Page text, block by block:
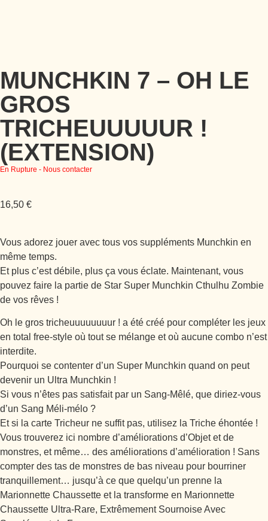
MUNCHKIN 7 – OH LE
GROS
TRICHEUUUUUR !
(EXTENSION)
En Rupture - Nous contacter
16,50 €
Vous adorez jouer avec tous vos suppléments Munchkin en
même temps.
Et plus c’est débile, plus ça vous éclate. Maintenant, vous
pouvez faire la partie de Star Super Munchkin Cthulhu Zombie
de vos rêves !
Oh le gros tricheuuuuuuuur ! a été créé pour compléter les jeux
en total free-style où tout se mélange et où aucune combo n’est
interdite.
Pourquoi se contenter d’un Super Munchkin quand on peut
devenir un Ultra Munchkin !
Si vous n’êtes pas satisfait par un Sang-Mêlé, que diriez-vous
d’un Sang Méli-mélo ?
Et si la carte Tricheur ne suffit pas, utilisez la Triche éhontée !
Vous trouverez ici nombre d’améliorations d’Objet et de
monstres, et même… des améliorations d’amélioration ! Sans
compter des tas de monstres de bas niveau pour bourriner
tranquillement… jusqu’à ce que quelqu’un prenne la
Marionnette Chaussette et la transforme en Marionnette
Chaussette Ultra-Rare, Extrêmement Sournoise Avec